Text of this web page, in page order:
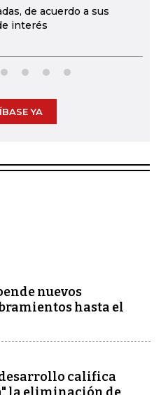
de acuerdo a sus
interés
YA
nuevos
hasta el
califica